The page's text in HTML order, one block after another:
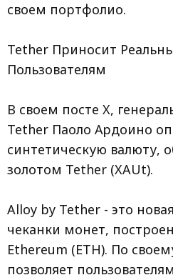
своем портфолио.
Tether Приносит
Пользователям
В своем посте X,
Tether Паоло Ардоино
синтетическую валюту,
золотом Tether (XAUt).
Alloy by Tether - это
чеканки монет,
Ethereum (ETH). По
позволяет